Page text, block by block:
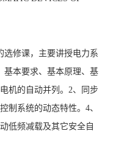
选修课，主要讲授电力系
基本要求、基本原理、基
机的自动并列。2、同步
制系统的动态特性。4、
低频减载及其它安全自